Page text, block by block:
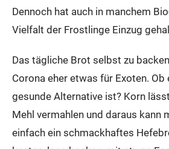
Dennoch hat auch in manchem
Vielfalt der Frostlinge Einzug
Das tägliche Brot selbst zu
Corona eher etwas für Exoten. Ob
gesunde Alternative ist? Korn
Mehl vermahlen und daraus kann
einfach ein schmackhaftes